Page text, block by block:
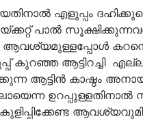
എളുപ്പം
പാല്‍
ആട്ടിറച്ചി
ആട്ടിന്‍ കാഷ്ഠം
ഉറപ്പുള്ളതിനാല്‍